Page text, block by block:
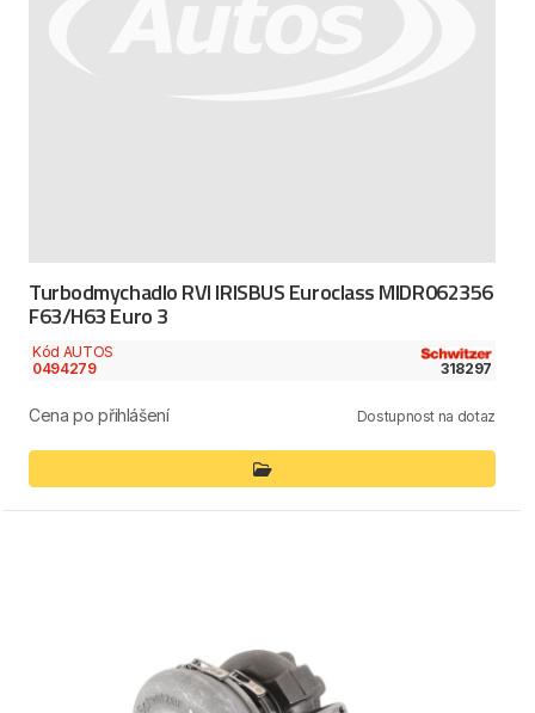
Turbodmychadlo RVI IRISBUS Euroclass MIDR062356
F63/H63 Euro 3
Kód AUTOS
0494279
318297
Cena po přihlášení Dostupnost na dotaz